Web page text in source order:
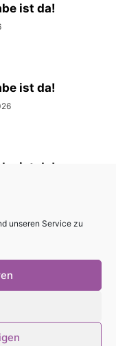
unseren Service zu
ist da!
ist da!
ist da!